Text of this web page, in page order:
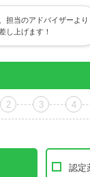
担当のアドバイザーより
し上げます！
2 3 4
認定